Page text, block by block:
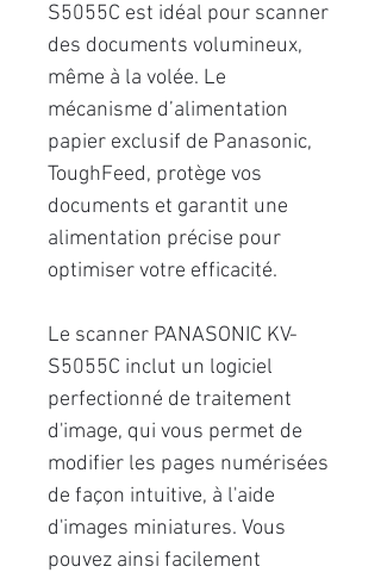
S5055C est idéal pour scanner
des documents volumineux,
même à la volée. Le
mécanisme d’alimentation
papier exclusif de Panasonic,
ToughFeed, protège vos
documents et garantit une
alimentation précise pour
optimiser votre efficacité.
Le scanner PANASONIC KV-
S5055C inclut un logiciel
perfectionné de traitement
d'image, qui vous permet de
modifier les pages numérisées
de façon intuitive, à l'aide
d'images miniatures. Vous
pouvez ainsi facilement